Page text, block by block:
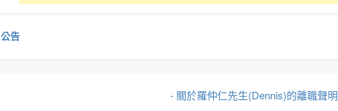
公告
- 關於羅仲仁先生(Dennis)的離職聲明